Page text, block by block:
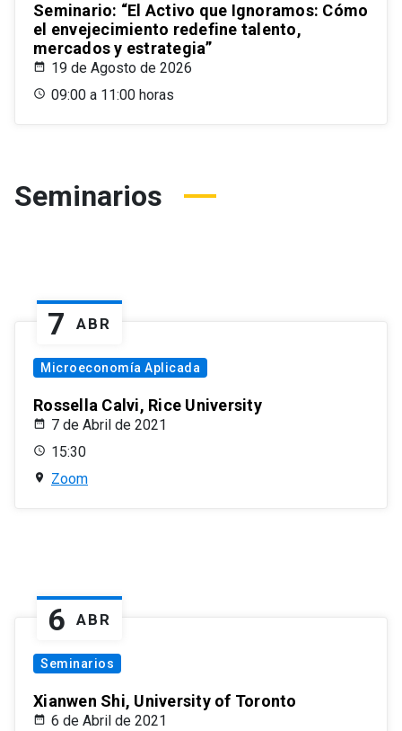
Seminario: “El Activo que Ignoramos: Cómo
el envejecimiento redefine talento,
mercados y estrategia”
19 de Agosto de 2026
09:00 a 11:00 horas
Seminarios
7 ABR
Microeconomía Aplicada
Rossella Calvi, Rice University
7 de Abril de 2021
15:30
Zoom
6 ABR
Seminarios
Xianwen Shi, University of Toronto
6 de Abril de 2021